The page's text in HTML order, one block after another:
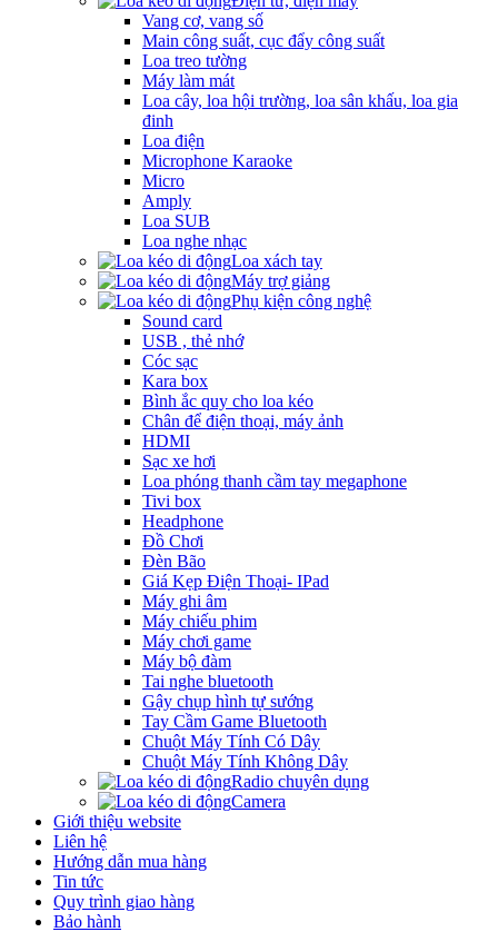
Vang cơ, vang số
Main công suất, cục đẩy công suất
Loa treo tường
Máy làm mát
Loa cây, loa hội trường, loa sân khấu, loa gia
đinh
Loa điện
Microphone Karaoke
Micro
Amply
Loa SUB
Loa nghe nhạc
Loa xách tay
Máy trợ giảng
Phụ kiện công nghệ
Sound card
USB , thẻ nhớ
Cóc sạc
Kara box
Bình ắc quy cho loa kéo
Chân để điện thoại, máy ảnh
HDMI
Sạc xe hơi
Loa phóng thanh cầm tay megaphone
Tivi box
Headphone
Đồ Chơi
Đèn Bão
Giá Kẹp Điện Thoại- IPad
Máy ghi âm
Máy chiếu phim
Máy chơi game
Máy bộ đàm
Tai nghe bluetooth
Gậy chụp hình tự sướng
Tay Cầm Game Bluetooth
Chuột Máy Tính Có Dây
Chuột Máy Tính Không Dây
Radio chuyên dụng
Camera
Giới thiệu website
Liên hệ
Hướng dẫn mua hàng
Tin tức
Quy trình giao hàng
Bảo hành